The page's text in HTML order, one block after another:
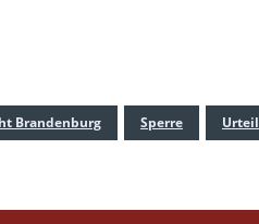
Brandenburg Sperre Urteil